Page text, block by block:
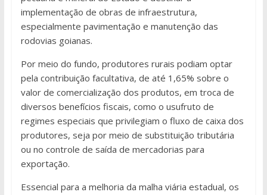
implementação de obras de infraestrutura,
especialmente pavimentação e manutenção das
rodovias goianas.
Por meio do fundo, produtores rurais podiam optar
pela contribuição facultativa, de até 1,65% sobre o
valor de comercialização dos produtos, em troca de
diversos benefícios fiscais, como o usufruto de
regimes especiais que privilegiam o fluxo de caixa dos
produtores, seja por meio de substituição tributária
ou no controle de saída de mercadorias para
exportação.
Essencial para a melhoria da malha viária estadual, os